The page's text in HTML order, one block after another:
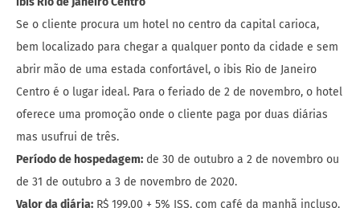
Centro é o lugar ideal. Para o feriado de 2 de novembro, o hotel
oferece uma promoção onde o cliente paga por duas diárias
mas usufrui de três.
Período de hospedagem:de 30 de outubro a 2 de novembro ou
de 31 de outubro a 3 de novembro de 2020.
Valor da diária:R$ 199,00 + 5% ISS, com café da manhã incluso.
Valor total do pacote:
incluso.
Clientes ALL – Accor Live Limitless: pontos em dobro para